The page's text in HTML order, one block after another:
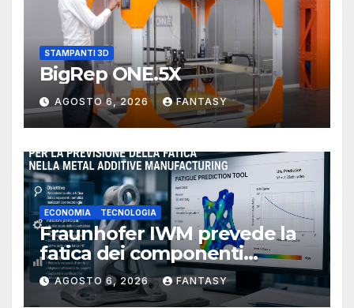
STAMPANTI 3D
BigRep ONE.5X
AGOSTO 6, 2026 FANTASY
ECONOMIA TECNOLOGIA
Fraunhofer IWM prevede la
fatica dei componenti
metallici stampati in 3D
AGOSTO 6, 2026 FANTASY